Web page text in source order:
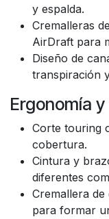
y espalda.
Cremalleras
AirDraft para
Diseño de
transpiración
Ergonomía
Corte touring
cobertura.
Cintura y
diferentes
Cremallera
para formar